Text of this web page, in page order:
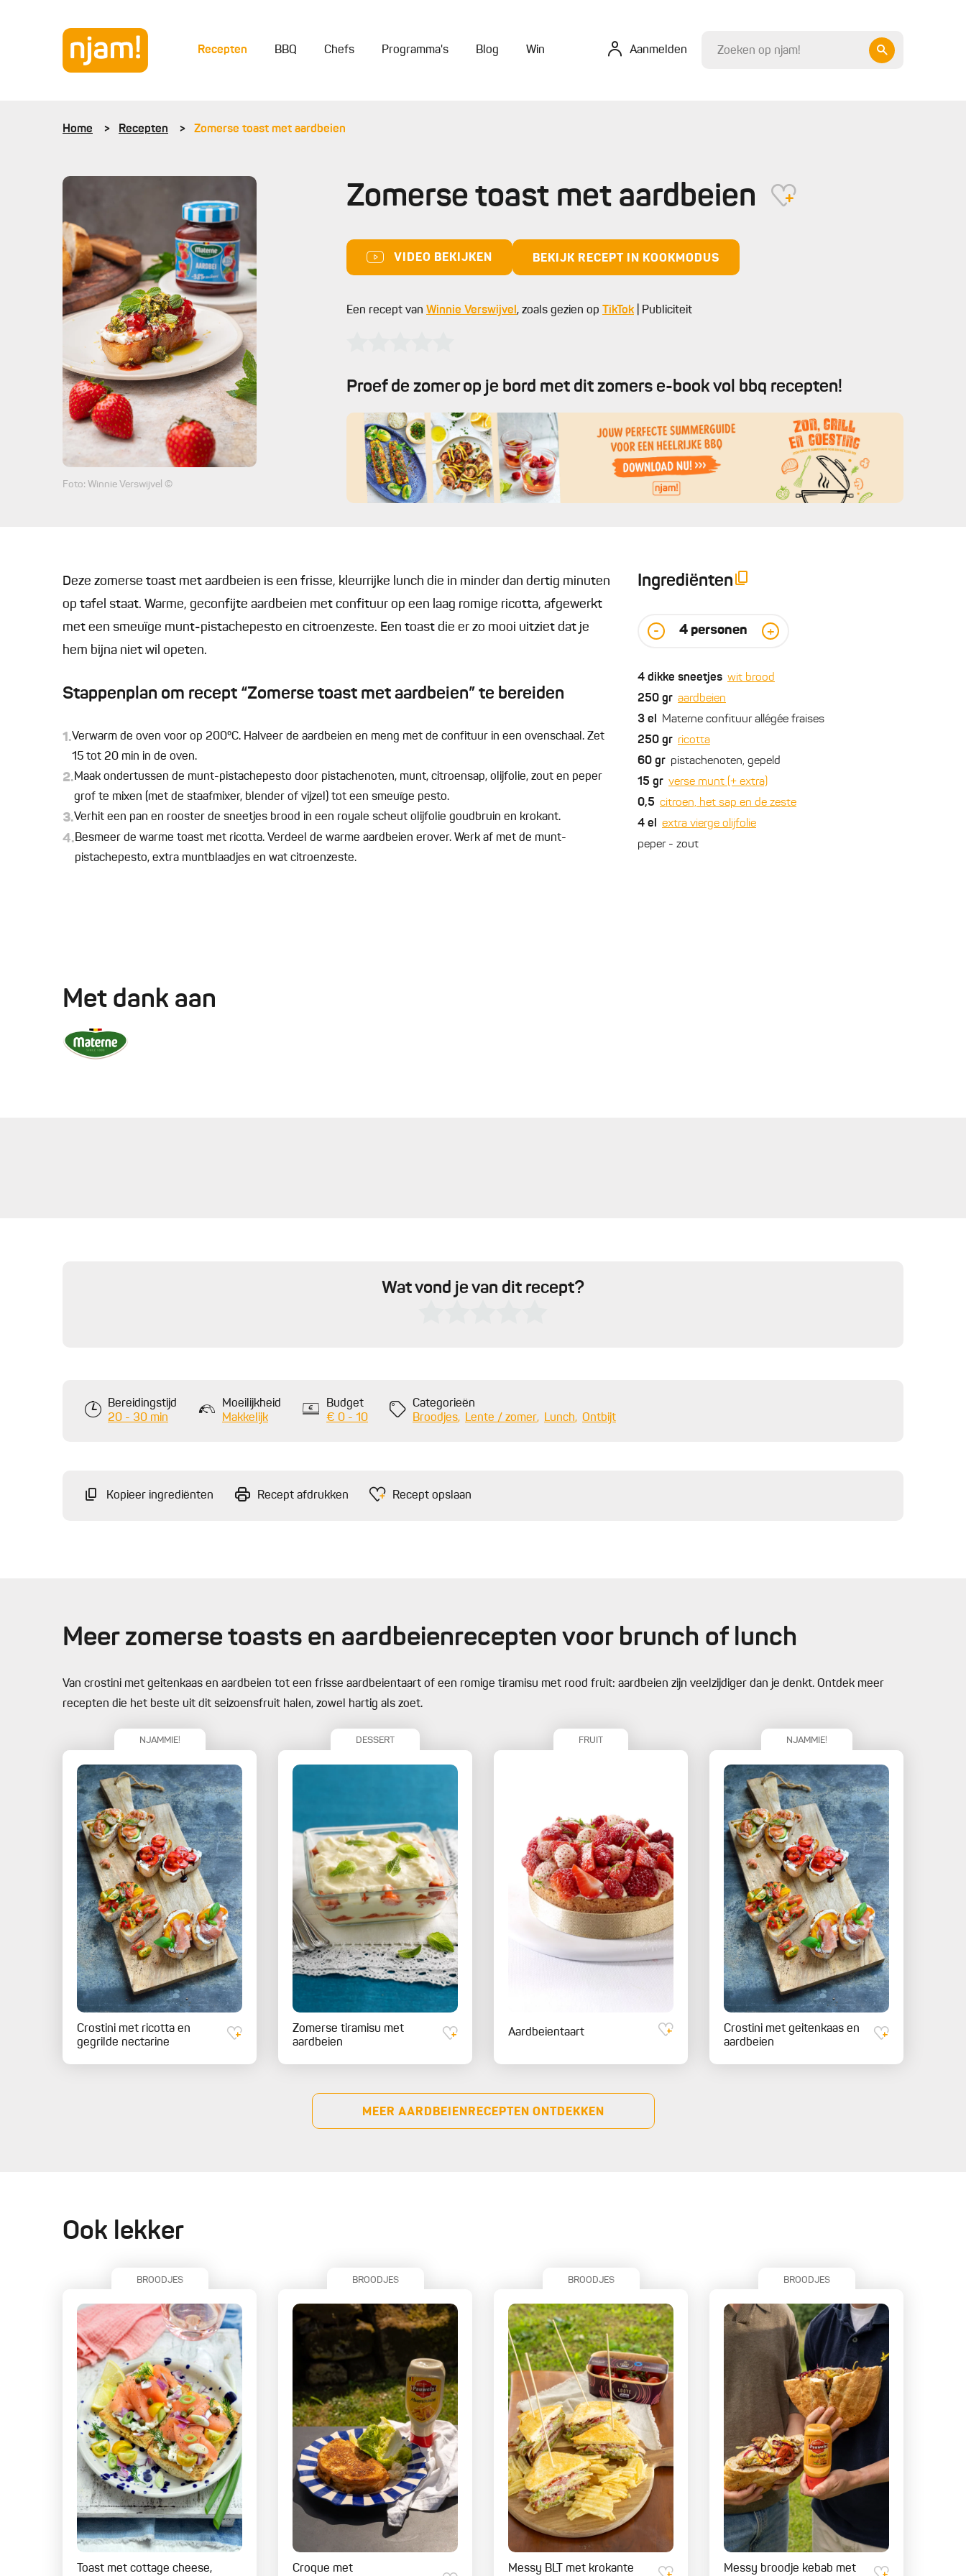
Recepten BBQ Chefs Programma's Blog Win Aanmelden
Home Recepten Zomerse toast met aardbeien
Foto: Winnie Verswijvel ©
Zomerse toast met aardbeien
VIDEO BEKIJKEN BEKIJK RECEPT IN KOOKMODUS
Een recept van Winnie Verswijvel , zoals gezien op TikTok | Publiciteit
Proef de zomer op je bord met dit zomers e-book vol bbq recepten!
Ingrediënten
- 4 personen +
4 dikke sneetjes wit brood
250 gr aardbeien
3 el Materne confituur allégée fraises
250 gr ricotta
60 gr pistachenoten, gepeld
15 gr verse munt (+ extra)
0,5 citroen, het sap en de zeste
4 el extra vierge olijfolie
peper - zout
Deze zomerse toast met aardbeien is een frisse, kleurrijke lunch die in minder dan dertig minuten
op tafel staat. Warme, geconfijte aardbeien met confituur op een laag romige ricotta, afgewerkt
met een smeuïge munt-pistachepesto en citroenzeste. Een toast die er zo mooi uitziet dat je
hem bijna niet wil opeten.
Stappenplan om recept “Zomerse toast met aardbeien” te bereiden
1.Verwarm de oven voor op 200°C. Halveer de aardbeien en meng met de confituur in een ovenschaal. Zet
15 tot 20 min in de oven.
2.Maak ondertussen de munt-pistachepesto door pistachenoten, munt, citroensap, olijfolie, zout en peper
grof te mixen (met de staafmixer, blender of vijzel) tot een smeuïge pesto.
3.Verhit een pan en rooster de sneetjes brood in een royale scheut olijfolie goudbruin en krokant.
4.Besmeer de warme toast met ricotta. Verdeel de warme aardbeien erover. Werk af met de munt-
pistachepesto, extra muntblaadjes en wat citroenzeste.
Met dank aan
Wat vond je van dit recept?
Bereidingstijd
20 - 30 min
Moeilijkheid
Makkelijk
Budget
€ 0 - 10
Categorieën
Broodjes
Lente / zomer Lunch Ontbijt
Kopieer ingrediënten Recept afdrukken Recept opslaan
Meer zomerse toasts en aardbeienrecepten voor brunch of lunch
Van crostini met geitenkaas en aardbeien tot een frisse aardbeientaart of een romige tiramisu met rood fruit: aardbeien zijn veelzijdiger dan je denkt. Ontdek meer
recepten die het beste uit dit seizoensfruit halen, zowel hartig als zoet.
NJAMMIE!
Crostini met ricotta en
gegrilde nectarine
DESSERT
Zomerse tiramisu met
aardbeien
FRUIT
Aardbeientaart
NJAMMIE!
Crostini met geitenkaas en
aardbeien
MEER AARDBEIENRECEPTEN ONTDEKKEN
Ook lekker
BROODJES
Toast met cottage cheese,
BROODJES
Croque met
BROODJES
Messy BLT met krokante
BROODJES
Messy broodje kebab met